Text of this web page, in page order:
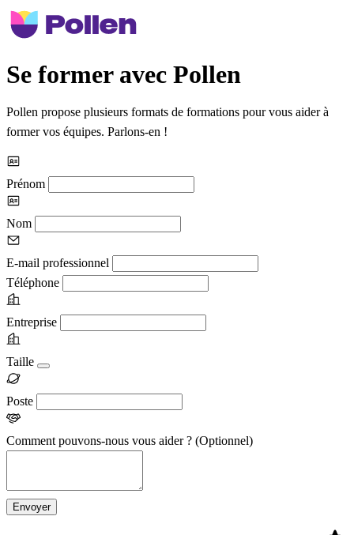
Se former avec Pollen
Pollen propose plusieurs formats de formations pour vous aider à
former vos équipes. Parlons-en !
Prénom
Nom
E-mail professionnel
Téléphone
Entreprise
Taille
Poste
Comment pouvons-nous vous aider ? (Optionnel)
Envoyer